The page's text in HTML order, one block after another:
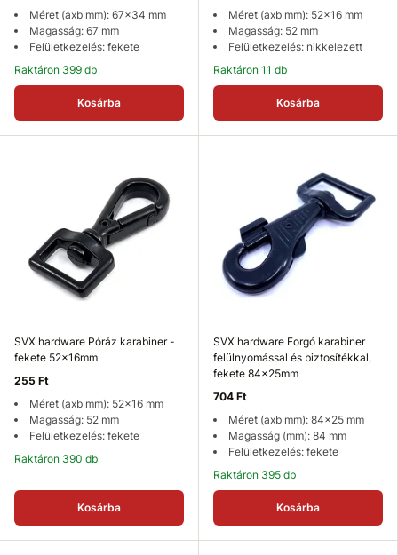
Méret (axb mm): 67x34 mm
Magasság: 67 mm
Felületkezelés: fekete
Raktáron 399 db
Kosárba
Méret (axb mm): 52x16 mm
Magasság: 52 mm
Felületkezelés: nikkelezett
Raktáron 11 db
Kosárba
SVX hardware Póráz karabiner -
fekete 52x16mm
255 Ft
Méret (axb mm): 52x16 mm
Magasság: 52 mm
Felületkezelés: fekete
Raktáron 390 db
Kosárba
SVX hardware Forgó karabiner
felülnyomással és biztosítékkal,
fekete 84x25mm
704 Ft
Méret (axb mm): 84x25 mm
Magasság (mm): 84 mm
Felületkezelés: fekete
Raktáron 395 db
Kosárba